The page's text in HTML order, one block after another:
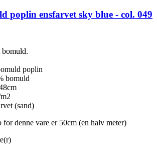
poplin ensfarvet sky blue - col. 049
bomuld.
poplin
bomuld
(sand)
denne vare er 50cm (en halv meter)